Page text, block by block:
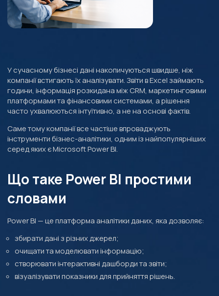
У сучасному бізнесі дані накопичуються швидше, ніж
компанії встигають їх аналізувати. Звіти в Excel займають
години, інформація розкидана між CRM, маркетинговими
платформами та фінансовими системами, а рішення
часто ухвалюються інтуїтивно, а не на основі фактів.
Саме тому компанії все частіше впроваджують
інструменти бізнес-аналітики, одним із найпопулярніших
серед яких є Microsoft Power BI.
Що таке Power BI простими
словами
Power BI — це платформа аналітики даних, яка дозволяє:
збирати дані з різних джерел;
очищати та моделювати інформацію;
створювати інтерактивні дашборди та звіти;
візуалізувати показники для прийняття рішень.